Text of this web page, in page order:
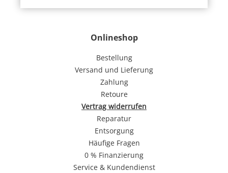
Onlineshop
Bestellung
Versand und Lieferung
Zahlung
Retoure
Vertrag widerrufen
Reparatur
Entsorgung
Häufige Fragen
0 % Finanzierung
Service & Kundendienst